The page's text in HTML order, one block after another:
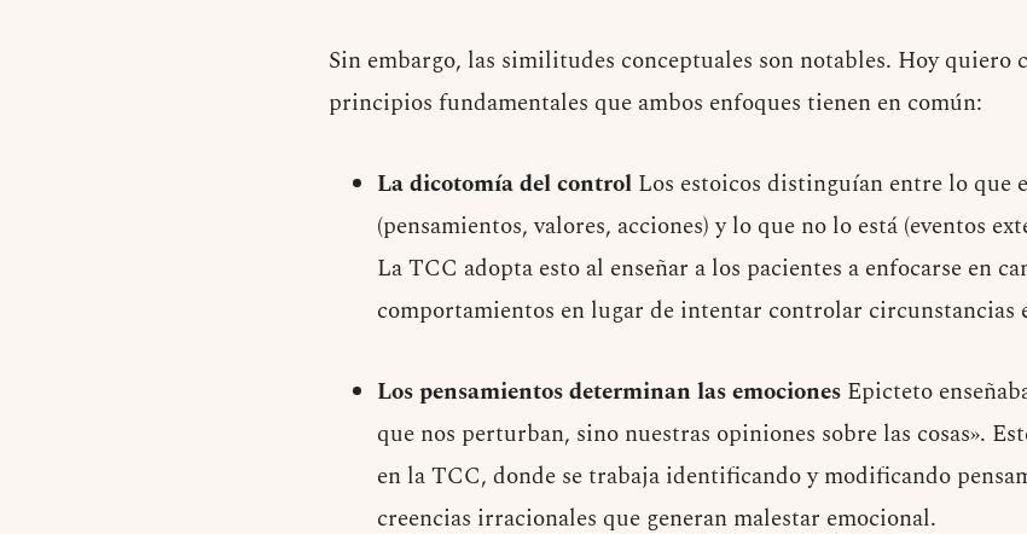
Sin embargo, las similitudes conceptuales son notables. Hoy
principios fundamentales que ambos enfoques tienen en común:
La dicotomía del control Los estoicos distinguían entre lo que
(pensamientos, valores, acciones) y lo que no lo está (eventos
La TCC adopta esto al enseñar a los pacientes a enfocarse en
comportamientos en lugar de intentar controlar circunstancias
Los pensamientos determinan las emociones Epicteto
que nos perturban, sino nuestras opiniones sobre las cosas».
en la TCC, donde se trabaja identificando y modificando
creencias irracionales que generan malestar emocional.